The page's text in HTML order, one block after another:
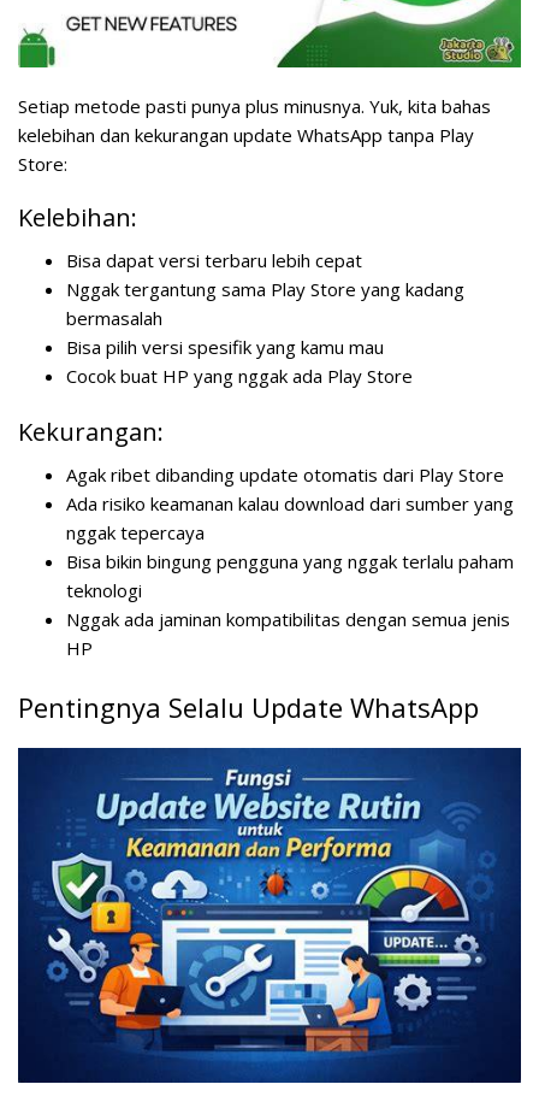
Setiap metode pasti punya plus minusnya. Yuk, kita bahas
kelebihan dan kekurangan update WhatsApp tanpa Play
Store:
Kelebihan:
Bisa dapat versi terbaru lebih cepat
Nggak tergantung sama Play Store yang kadang
bermasalah
Bisa pilih versi spesifik yang kamu mau
Cocok buat HP yang nggak ada Play Store
Kekurangan:
Agak ribet dibanding update otomatis dari Play Store
Ada risiko keamanan kalau download dari sumber yang
nggak tepercaya
Bisa bikin bingung pengguna yang nggak terlalu paham
teknologi
Nggak ada jaminan kompatibilitas dengan semua jenis
HP
Pentingnya Selalu Update WhatsApp